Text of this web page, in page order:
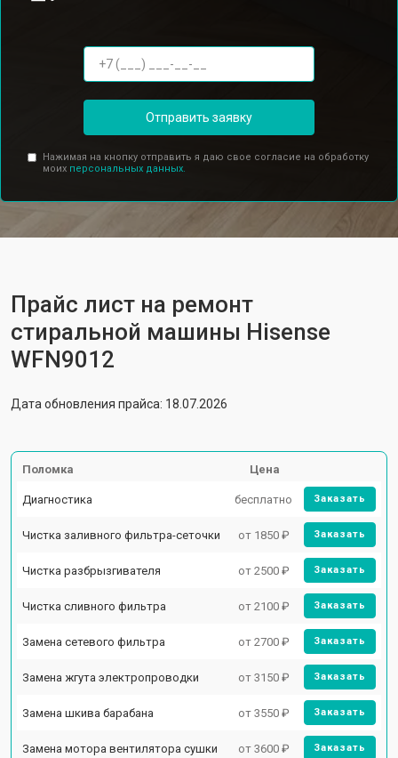
Отправить заявку
Нажимая на кнопку отправить я даю свое согласие на обработку
моих персональных данных.
Прайс лист на ремонт
стиральной машины Hisense
WFN9012
Дата обновления прайса: 18.07.2026
Поломка Цена
Диагностика бесплатно Заказать
Чистка заливного фильтра-сеточки от 1850 ₽ Заказать
Чистка разбрызгивателя от 2500 ₽ Заказать
Чистка сливного фильтра от 2100 ₽ Заказать
Замена сетевого фильтра от 2700 ₽ Заказать
Замена жгута электропроводки от 3150 ₽ Заказать
Замена шкива барабана от 3550 ₽ Заказать
Замена мотора вентилятора сушки от 3600 ₽ Заказать